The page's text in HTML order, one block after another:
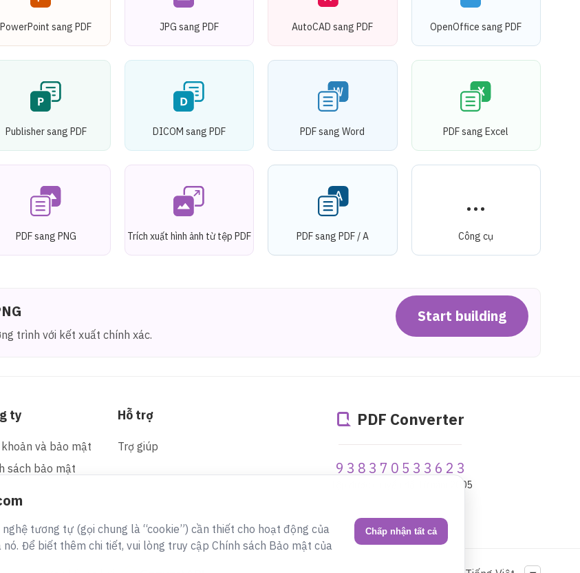
PowerPoint sang PDF JPG sang PDF AutoCAD sang PDF OpenOffice sang PDF
Publisher sang PDF DICOM sang PDF PDF sang Word PDF sang Excel
PDF sang PNG Trích xuất hình ảnh từ tệp PDF PDF sang PDF / A Công cụ
trình với kết xuất chính xác.
Start building
ty
và bảo mật
sách bảo mật
Hỗ trợ
Trợ giúp
PDF Converter
938370533623
tệp được chuyển đổi từ năm 2005
tương tự (gọi chung là “cookie”) cần thiết cho hoạt động của
Để biết thêm chi tiết, vui lòng truy cập Chính sách Bảo mật của
Chấp nhận tất cả